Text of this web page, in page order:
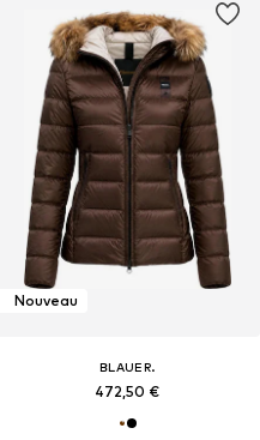
Nouveau
BLAUER.
472,50 €